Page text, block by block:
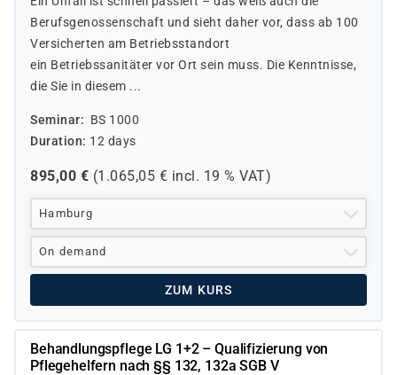
Berufsgenossenschaft und sieht daher vor, dass ab 100
Versicherten am Betriebsstandort
ein Betriebssanitäter vor Ort sein muss. Die Kenntnisse,
die Sie in diesem ...
Seminar
BS 1000
Duration
12 days
895,00 € (1.065,05 € incl. 19 % VAT)
Hamburg
On demand
ZUM KURS
Behandlungspflege LG 1+2 – Qualifizierung von
Pflegehelfern nach §§ 132, 132a SGB V